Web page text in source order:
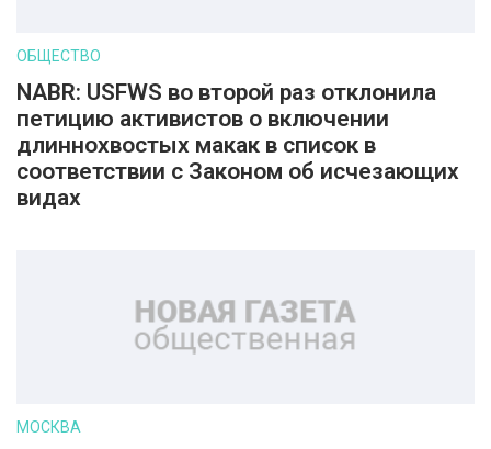
ОБЩЕСТВО
NABR: USFWS во второй раз отклонила
петицию активистов о включении
длиннохвостых макак в список в
соответствии с Законом об исчезающих
видах
МОСКВА